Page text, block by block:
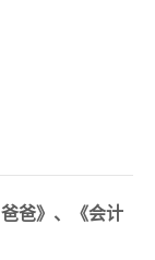
爸》、《会计